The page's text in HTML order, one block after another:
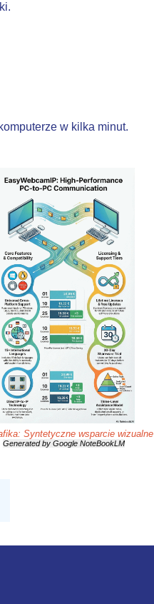
w kilka minut.
Syntetyczne wsparcie wizualne
Generated by Google NoteBookLM